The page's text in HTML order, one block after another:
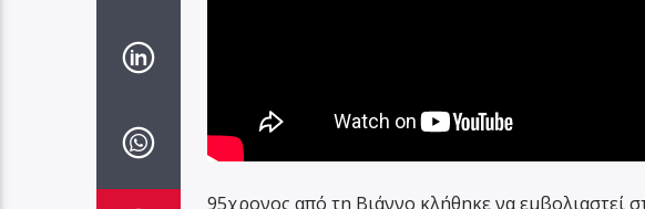
95χρονος από τη Βιάννο κλήθηκε να εμβολιαστεί